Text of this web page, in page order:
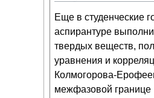
Еще в студенческие
аспирантуре
твердых веществ,
уравнения и
Колмогорова-
межфазовой границе